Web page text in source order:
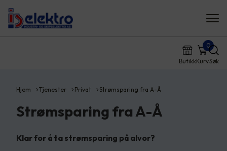
ButikkKurv
0
Søk
Hjem Tjenester Privat Strømsparing fra A-Å
Strømsparing fra A-Å
Klar for å ta strømsparing på alvor?